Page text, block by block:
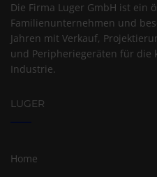
Die Firma Luger GmbH ist ein
Familienunternehmen und
Jahren mit Verkauf,
und Peripheriegeräten für die
Industrie.
LUGER
Home